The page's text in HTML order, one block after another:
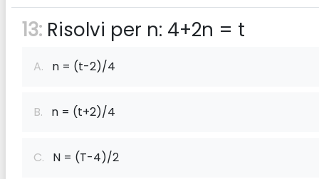
13: Risolvi per n: 4+2n = t
A. n = (t-2)/4
B. n = (t+2)/4
C. N = (T-4)/2